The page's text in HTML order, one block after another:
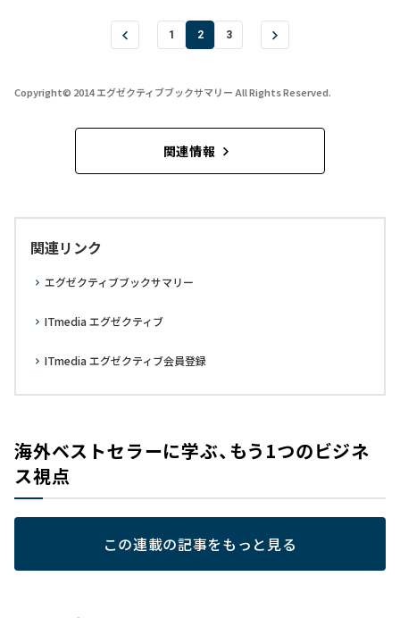
1 2 3
Copyright© 2014 エグゼクティブブックサマリー All Rights Reserved.
関連情報
関連リンク
エグゼクティブブックサマリー
ITmedia エグゼクティブ
ITmedia エグゼクティブ会員登録
海外ベストセラーに学ぶ、もう1つのビジネ
ス視点
この連載の記事をもっと見る